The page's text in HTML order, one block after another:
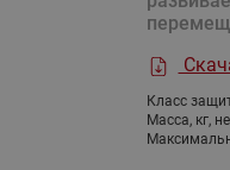
Класс
Масса, кг,